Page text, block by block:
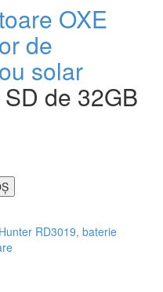
OXE
de
solar
de 32GB